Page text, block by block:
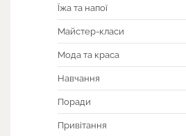
Їжа та напої
Майстер-класи
Мода та краса
Навчання
Поради
Привітання